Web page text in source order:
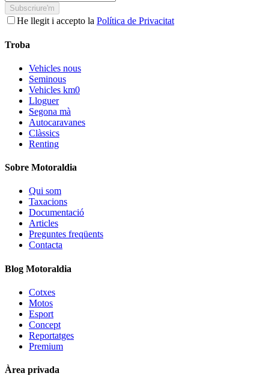
Subscriure'm
He llegit i accepto la Política de Privacitat
Troba
Vehicles nous
Seminous
Vehicles km0
Lloguer
Segona mà
Autocaravanes
Clàssics
Renting
Sobre Motoraldia
Qui som
Taxacions
Documentació
Articles
Preguntes freqüents
Contacta
Blog Motoraldia
Cotxes
Motos
Esport
Concept
Reportatges
Premium
Àrea privada